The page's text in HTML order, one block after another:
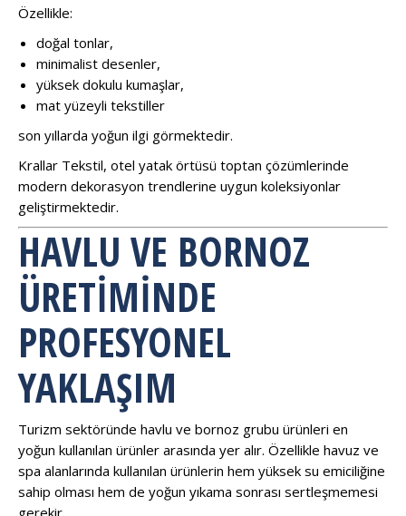
Özellikle:
doğal tonlar,
minimalist desenler,
yüksek dokulu kumaşlar,
mat yüzeyli tekstiller
son yıllarda yoğun ilgi görmektedir.
Krallar Tekstil, otel yatak örtüsü toptan çözümlerinde
modern dekorasyon trendlerine uygun koleksiyonlar
geliştirmektedir.
HAVLU VE BORNOZ
ÜRETIMINDE
PROFESYONEL
YAKLAŞIM
Turizm sektöründe havlu ve bornoz grubu ürünleri en
yoğun kullanılan ürünler arasında yer alır. Özellikle havuz ve
spa alanlarında kullanılan ürünlerin hem yüksek su emiciliğine
sahip olması hem de yoğun yıkama sonrası sertleşmemesi